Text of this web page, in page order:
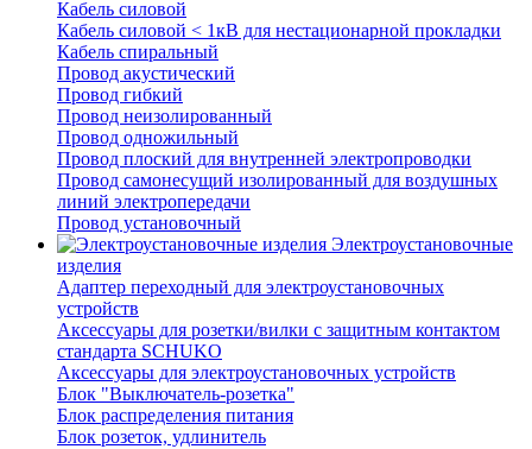
Кабель силовой
Кабель силовой < 1кВ для нестационарной прокладки
Кабель спиральный
Провод акустический
Провод гибкий
Провод неизолированный
Провод одножильный
Провод плоский для внутренней электропроводки
Провод самонесущий изолированный для воздушных
линий электропередачи
Провод установочный
Электроустановочные
изделия
Адаптер переходный для электроустановочных
устройств
Аксессуары для розетки/вилки с защитным контактом
стандарта SCHUKO
Аксессуары для электроустановочных устройств
Блок "Выключатель-розетка"
Блок распределения питания
Блок розеток, удлинитель